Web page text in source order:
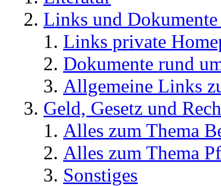
Links und
Links private
Dokumente rund
Allgemeine Links
Geld, Gesetz und
Alles zum Thema
Alles zum Thema
Sonstiges